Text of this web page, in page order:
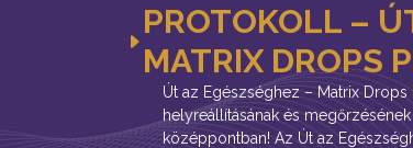
PROTOKOLL –
MATRIX DROPS
Út az Egészséghez – Matrix
helyreállításának és
középpontban! Az Út az